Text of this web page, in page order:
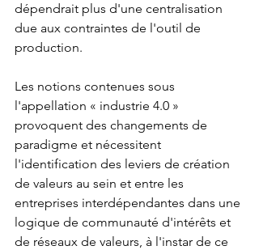
dépendrait plus d'une centralisation
due aux contraintes de l'outil de
production.
Les notions contenues sous
l'appellation « industrie 4.0 »
provoquent des changements de
paradigme et nécessitent
l'identification des leviers de création
de valeurs au sein et entre les
entreprises interdépendantes dans une
logique de communauté d'intérêts et
de réseaux de valeurs, à l'instar de ce